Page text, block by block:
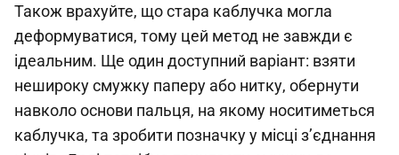
Також врахуйте, що стара каблучка могла
деформуватися, тому цей метод не завжди є
ідеальним. Ще один доступний варіант: взяти
нешироку смужку паперу або нитку, обернути
навколо основи пальця, на якому носитиметься
каблучка, та зробити позначку у місці з’єднання